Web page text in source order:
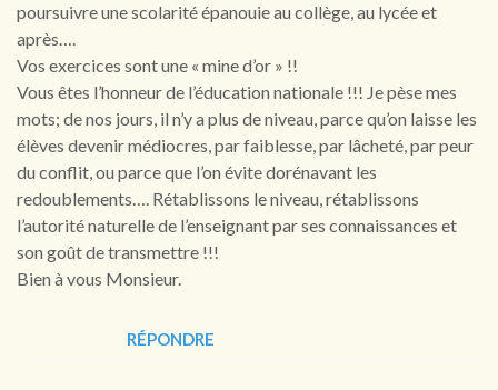
poursuivre une scolarité épanouie au collège, au lycée et
après….
Vos exercices sont une « mine d’or » !!
Vous êtes l’honneur de l’éducation nationale !!! Je pèse mes
mots; de nos jours, il n’y a plus de niveau, parce qu’on laisse les
élèves devenir médiocres, par faiblesse, par lâcheté, par peur
du conflit, ou parce que l’on évite dorénavant les
redoublements…. Rétablissons le niveau, rétablissons
l’autorité naturelle de l’enseignant par ses connaissances et
son goût de transmettre !!!
Bien à vous Monsieur.
RÉPONDRE